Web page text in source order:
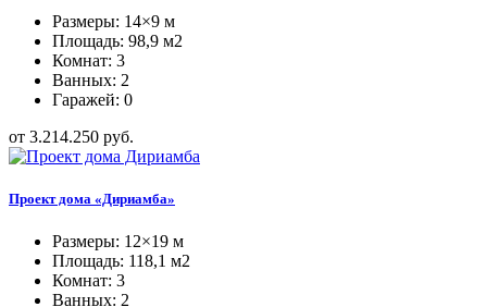
Размеры: 14×9 м
Площадь: 98,9 м2
Комнат: 3
Ванных: 2
Гаражей: 0
от 3.214.250 руб.
Проект дома «Дириамба»
Размеры: 12×19 м
Площадь: 118,1 м2
Комнат: 3
Ванных: 2